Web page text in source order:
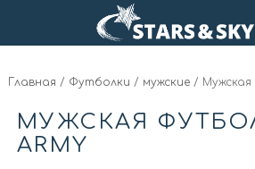
Главная / Футболки / мужские / Мужская
МУЖСКАЯ
ARMY